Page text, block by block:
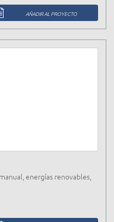
AÑADIR AL PROYECTO
energías renovables,